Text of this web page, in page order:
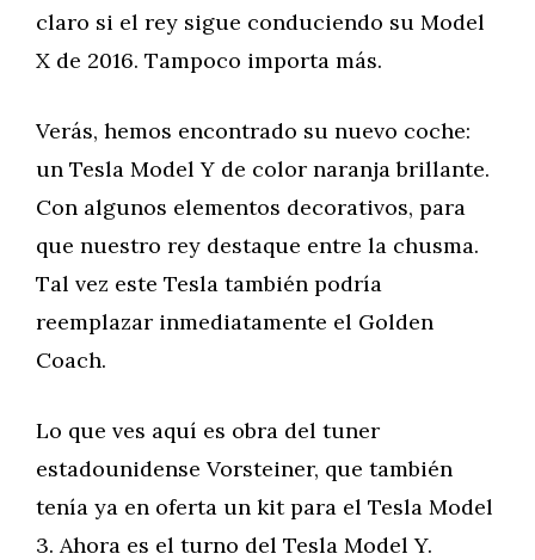
claro si el rey sigue conduciendo su Model
X de 2016. Tampoco importa más.
Verás, hemos encontrado su nuevo coche:
un Tesla Model Y de color naranja brillante.
Con algunos elementos decorativos, para
que nuestro rey destaque entre la chusma.
Tal vez este Tesla también podría
reemplazar inmediatamente el Golden
Coach.
Lo que ves aquí es obra del tuner
estadounidense Vorsteiner, que también
tenía ya en oferta un kit para el Tesla Model
3. Ahora es el turno del Tesla Model Y.